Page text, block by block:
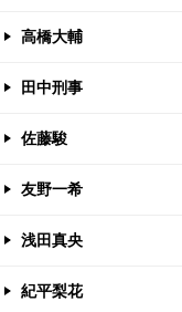
高橋大輔
田中刑事
佐藤駿
友野一希
浅田真央
紀平梨花